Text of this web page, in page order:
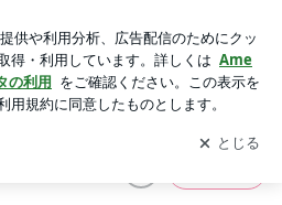
ブログの更新通知
を受け取りまし
開く